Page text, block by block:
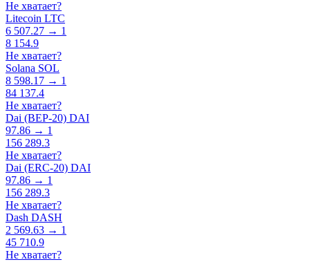
Не хватает?
Litecoin LTC
6 507.27 → 1
8 154.9
Не хватает?
Solana SOL
8 598.17 → 1
84 137.4
Не хватает?
Dai (BEP-20) DAI
97.86 → 1
156 289.3
Не хватает?
Dai (ERC-20) DAI
97.86 → 1
156 289.3
Не хватает?
Dash DASH
2 569.63 → 1
45 710.9
Не хватает?